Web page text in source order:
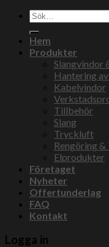
Sök
efter:
Hem
Produkter
Slangvindor
Hantering
Kabelvindor
Tillbehör
Slang
Tryckluft
Rengöring
Elprodukter
Företaget
Nyheter
Offertunderlag
FAQ
Kontakt
Logga in